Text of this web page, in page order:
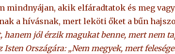
mindnyájan, akik elfáradtatok és meg
a hívásnak, mert leköti őket a bűn
hanem jól érzik magukat benne, mert nem
Országára: „Nem megyek, mert